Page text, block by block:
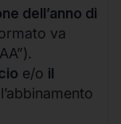
dell’anno di
va
e/o il